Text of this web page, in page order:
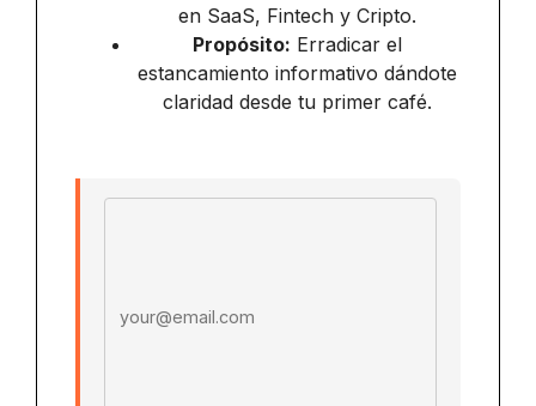
en SaaS, Fintech y Cripto.
Propósito: Erradicar el
estancamiento informativo dándote
claridad desde tu primer café.